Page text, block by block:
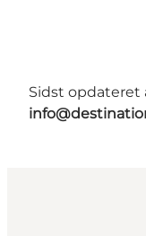
Sidst opdateret